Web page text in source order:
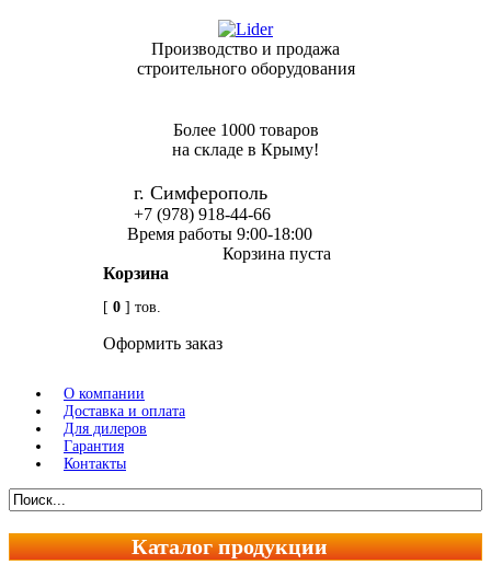
Производство и продажа
строительного оборудования
Более 1000 товаров
на складе в Крыму!
г. Симферополь
+7 (978) 918-44-66
Время работы 9:00-18:00
Корзина
[0 ] тов.
Оформить заказ
Корзина пуста
О компании
Доставка и оплата
Для дилеров
Гарантия
Контакты
Каталог продукции